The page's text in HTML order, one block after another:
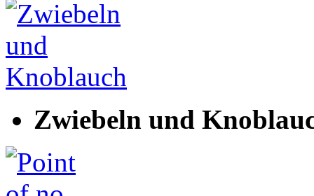
Zwiebeln und